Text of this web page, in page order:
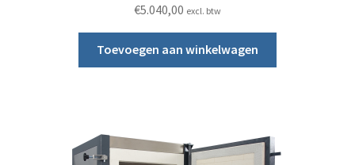
€5.040,00 excl. btw
Toevoegen aan winkelwagen